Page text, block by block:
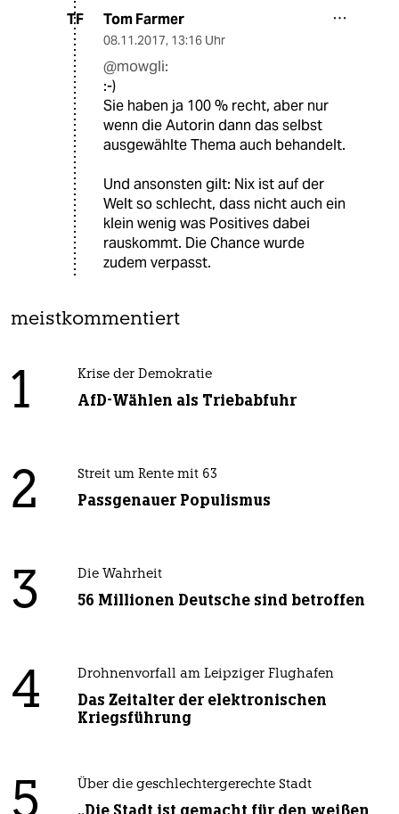
TF Tom Farmer
08.11.2017, 13:16 Uhr
@mowgli:
:-)
Sie haben ja 100 % recht, aber nur
wenn die Autorin dann das selbst
ausgewählte Thema auch behandelt.
Und ansonsten gilt: Nix ist auf der
Welt so schlecht, dass nicht auch ein
klein wenig was Positives dabei
rauskommt. Die Chance wurde
zudem verpasst.
meistkommentiert
1 Krise der Demokratie
AfD-Wählen als Triebabfuhr
2 Streit um Rente mit 63
Passgenauer Populismus
3 Die Wahrheit
56 Millionen Deutsche sind betroffen
4 Drohnenvorfall am Leipziger Flughafen
Das Zeitalter der elektronischen
Kriegsführung
Über die geschlechtergerechte Stadt